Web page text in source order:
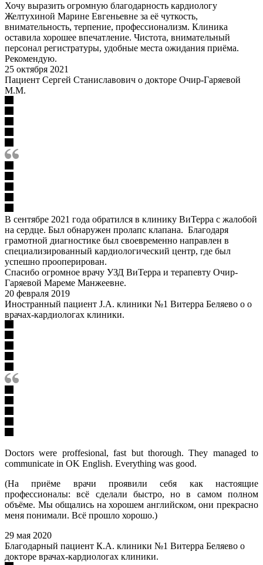
Хочу выразить огромную благодарность кардиологу
Желтухиной Марине Евгеньевне за её чуткость,
внимательность, терпение, профессионализм. Клиника
оставила хорошее впечатление. Чистота, внимательный
персонал регистратуры, удобные места ожидания приёма.
Рекомендую.
25 октября 2021
Пациент Сергей Станиславович о докторе Очир-Гаряевой
М.М.
В сентябре 2021 года обратился в клинику ВиТерра с жалобой
на сердце. Был обнаружен пролапс клапана. Благодаря
грамотной диагностике был своевременно направлен в
специализированный кардиологический центр, где был
успешно прооперирован.
Спасибо огромное врачу УЗД ВиТерра и терапевту Очир-
Гаряевой Мареме Манжеевне.
20 февраля 2019
Иностранный пациент J.A. клиники №1 Витерра Беляево о о
врачах-кардиологах клиники.
Doctors were proffesional, fast but thorough. They managed to
communicate in OK English. Everything was good.
(На приёме врачи проявили себя как настоящие
профессионалы: всё сделали быстро, но в самом полном
объёме. Мы общались на хорошем английском, они прекрасно
меня понимали. Всё прошло хорошо.)
29 мая 2020
Благодарный пациент К.А. клиники №1 Витерра Беляево о
докторе врачах-кардиологах клиники.